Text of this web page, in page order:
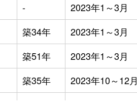
-
2023年1～3月
築34年
2023年1～3月
築51年
2023年1～3月
築35年
2023年10～12月